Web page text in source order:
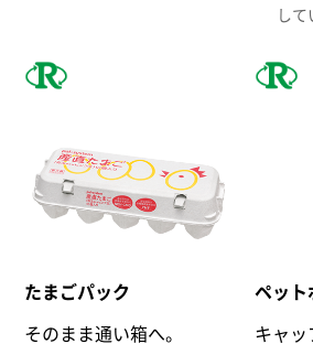
して
たまごパック
そのまま通い箱へ。
ペット
キャッ